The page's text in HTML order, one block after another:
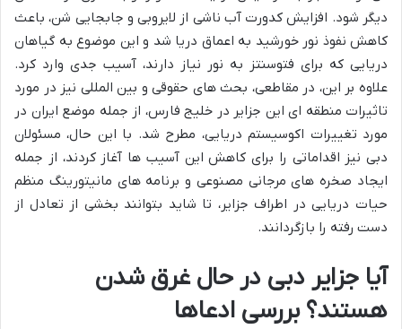
دیگر شود. افزایش کدورت آب ناشی از لایروبی و جابجایی شن، باعث
کاهش نفوذ نور خورشید به اعماق دریا شد و این موضوع به گیاهان
دریایی که برای فتوسنتز به نور نیاز دارند، آسیب جدی وارد کرد.
علاوه بر این، در مقاطعی، بحث های حقوقی و بین المللی نیز در مورد
تاثیرات منطقه ای این جزایر در خلیج فارس، از جمله موضع ایران در
مورد تغییرات اکوسیستم دریایی، مطرح شد. با این حال، مسئولان
دبی نیز اقداماتی را برای کاهش این آسیب ها آغاز کردند، از جمله
ایجاد صخره های مرجانی مصنوعی و برنامه های مانیتورینگ منظم
حیات دریایی در اطراف جزایر، تا شاید بتوانند بخشی از تعادل از
دست رفته را بازگردانند.
آیا جزایر دبی در حال غرق شدن
هستند؟ بررسی ادعاها